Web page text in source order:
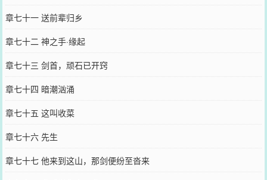
章七十一 送前辈归乡
章七十二 神之手·缘起
章七十三 剑首，顽石已开窍
章七十四 暗潮汹涌
章七十五 这叫收菜
章七十六 先生
章七十七 他来到这山，那剑便纷至沓来